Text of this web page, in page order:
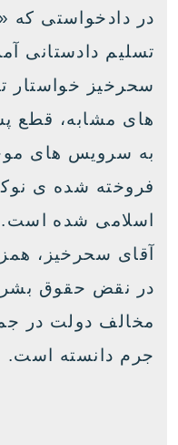
در دادخواستی
تسلیم دادستانی
سحرخیز خواستار
های مشابه، قطع
به سرویس های
فروخته شده ی
اسلامی شده است.
آقای سحرخیز،
در نقض حقوق بشر
مخالف دولت در
جرم دانسته است.